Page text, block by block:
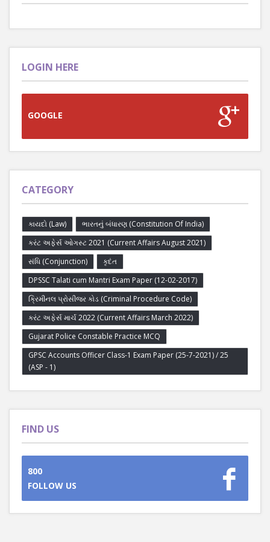
LOGIN HERE
GOOGLE
CATEGORY
કાયદો (Law)
ભારતનું બંધારણ (Constitution Of India)
કરંટ અફેર્સ ઓગસ્ટ 2021 (Current Affairs August 2021)
સંધિ (Conjunction)
કૃદંત
DPSSC Talati cum Mantri Exam Paper (12-02-2017)
ક્રિમીનલ પ્રોસીજર કોડ (Criminal Procedure Code)
કરંટ અફેર્સ માર્ચ 2022 (Current Affairs March 2022)
Gujarat Police Constable Practice MCQ
GPSC Accounts Officer Class-1 Exam Paper (25-7-2021) / 25
(ASP - 1)
FIND US
800
FOLLOW US